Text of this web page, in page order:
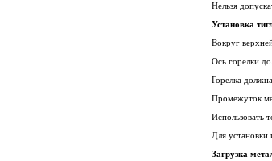
Нельзя
Установка
Вокруг
Ось горелки
Горелка
Промежуток
Использовать
Для установки
Загрузка